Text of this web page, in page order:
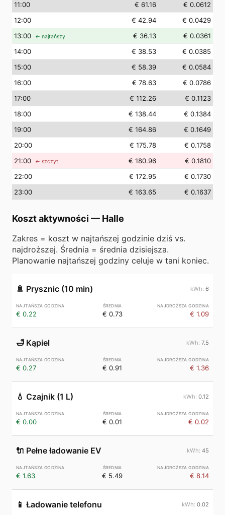
11:00 € 61.16
€ 0.0612
12:00 € 42.94
€ 0.0429
13:00 ← najtańszy € 36.13
€ 0.0361
14:00 € 38.53
€ 0.0385
15:00 € 58.39
€ 0.0584
16:00 € 78.63
€ 0.0786
17:00 € 112.26
€ 0.1123
18:00 € 138.44
€ 0.1384
19:00 € 164.86
€ 0.1649
20:00 € 175.78
€ 0.1758
21:00 ← szczyt € 180.96
€ 0.1810
22:00 € 172.95
€ 0.1730
23:00 € 163.65 € 0.1637
Koszt aktywności — Halle
Zakres = koszt w najtańszej godzinie dziś vs.
najdroższej. Średnia = średnia dzisiejsza.
Planowanie najtańszej godziny celuje w tani koniec.
🚿 Prysznic (10 min) 6
€ 0.22 € 0.73 € 1.09
🛁 Kąpiel 7.5
€ 0.27 € 0.91 € 1.36
💧 Czajnik (1 L) 0.12
€ 0.00 € 0.01 € 0.02
🔌 Pełne ładowanie EV 45
€ 1.63 € 5.49 € 8.14
📱 Ładowanie telefonu 0.02